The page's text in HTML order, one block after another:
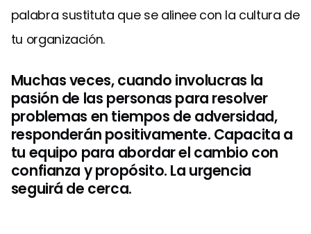
palabra sustituta que se alinee con la cultura de
tu organización.
Muchas veces, cuando involucras la
pasión de las personas para resolver
problemas en tiempos de adversidad,
responderán positivamente. Capacita a
tu equipo para abordar el cambio con
confianza y propósito. La urgencia
seguirá de cerca.